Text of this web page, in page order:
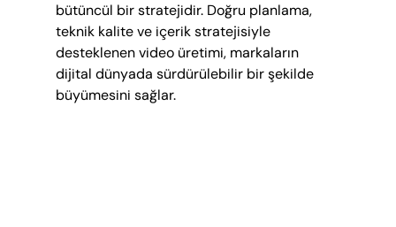
bütüncül bir stratejidir. Doğru planlama,
teknik kalite ve içerik stratejisiyle
desteklenen video üretimi, markaların
dijital dünyada sürdürülebilir bir şekilde
büyümesini sağlar.